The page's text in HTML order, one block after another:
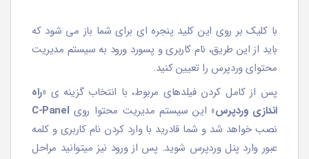
با کلیک بر روی این کلید پنجره ای برای شما باز می شود که
باید از این طریق، نام کاربری و پسورد ورود به سیستم مدیریت
محتوای وردپرس را تعیین کنید.
پس از کامل کردن فیلدهای مربوط، با انتخاب گزینه ی «راه
اندازی وردپرس» این سیستم مدیریت محتوا روی C-Panel
نصب خواهد شد و شما قادرید با وارد کردن نام کاربری و کلمه
عبور وارد پنل وردپرس شوید. پس از ورود نیز میتوانید مراحل